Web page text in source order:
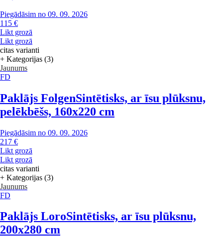
Piegādāsim no 09. 09. 2026
115 €
Likt grozā
Likt grozā
citas varianti
+ Kategorijas (3)
Jaunums
FD
Paklājs FolgenSintētisks, ar īsu plūksnu,
pelēkbēšs, 160x220 cm
Piegādāsim no 09. 09. 2026
217 €
Likt grozā
Likt grozā
citas varianti
+ Kategorijas (3)
Jaunums
FD
Paklājs LoroSintētisks, ar īsu plūksnu,
200x280 cm